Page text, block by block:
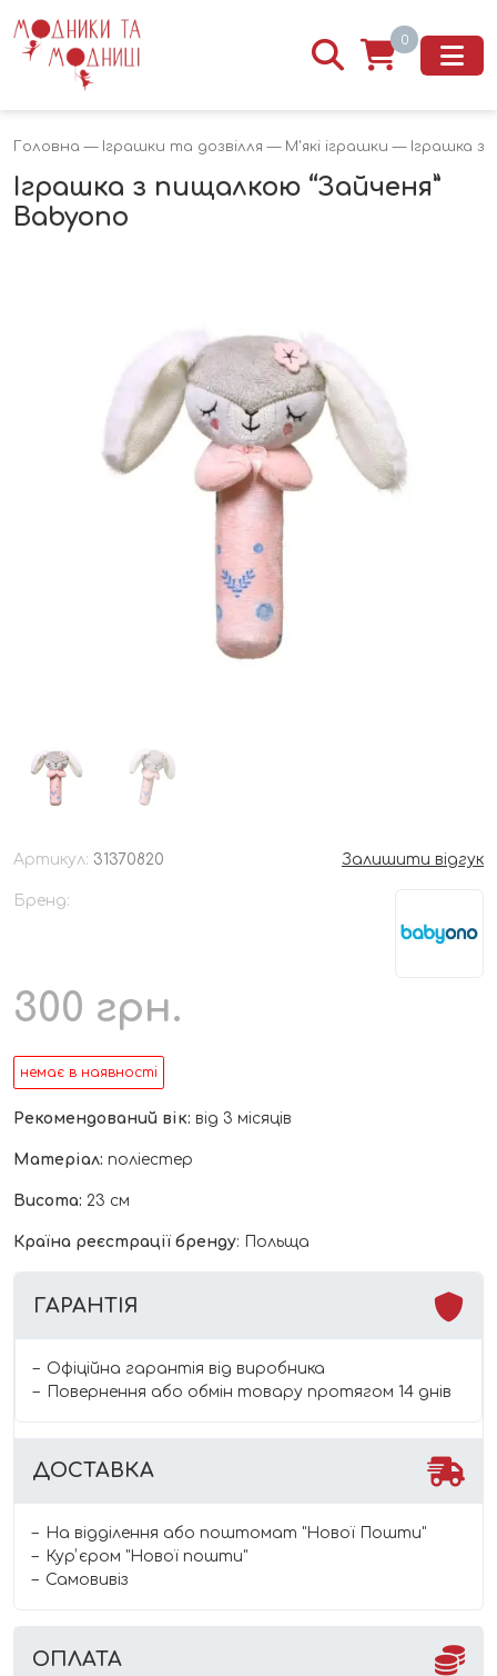
0
Головна — Іграшки та дозвілля — М'які іграшки — Іграшка з
Іграшка з пищалкою “Зайченя”
Babyono
Артикул: 31370820 Залишити відгук
Бренд:
300 грн.
немає в наявності
Рекомендований вік: від 3 місяців
Матеріал: поліестер
Висота: 23 см
Країна реєстрації бренду: Польща
ГАРАНТІЯ
Офіційна гарантія від виробника
Повернення або обмін товару протягом 14 днів
ДОСТАВКА
На відділення або поштомат "Нової Пошти"
Курʼєром "Нової пошти"
Самовивіз
ОПЛАТА